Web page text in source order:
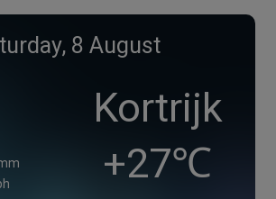
8 August
Kortrijk
+27℃